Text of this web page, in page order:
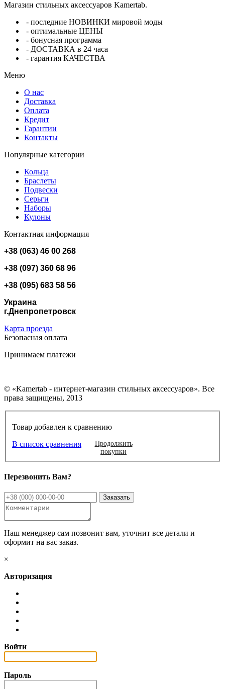
Магазин стильных аксессуаров Kamertab.
- последние НОВИНКИ мировой моды
- оптимальные ЦЕНЫ
- бонусная программа
- ДОСТАВКА в 24 часа
- гарантия КАЧЕСТВА
Меню
О нас
Доставка
Оплата
Кредит
Гарантии
Контакты
Популярные категории
Кольца
Браслеты
Подвески
Серьги
Наборы
Кулоны
Контактная информация
+38 (063) 46 00 268
+38 (097) 360 68 96
+38 (095) 683 58 56
Украина
г.Днепропетровск
Карта проезда
Безопасная оплата
Принимаем платежи
© «Kamertab - интернет-магазин стильных аксессуаров». Все
права защищены, 2013
Товар добавлен к сравнению
В список сравнения
Продолжить
покупки
Перезвонить Вам?
Наш менеджер сам позвонит вам, уточнит все детали и
оформит на вас заказ.
×
Авторизация
Войти
Пароль